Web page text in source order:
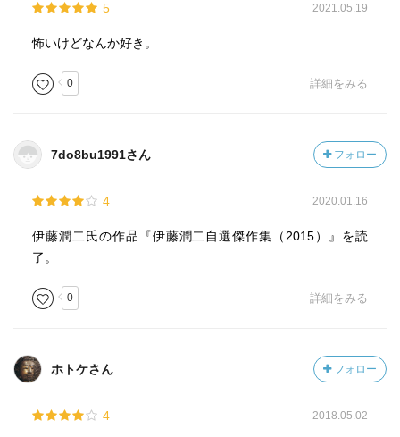
5 2021.05.19
怖いけどなんか好き。
0 詳細をみる
7do8bu1991さん フォロー
4 2020.01.16
伊藤潤二氏の作品『伊藤潤二自選傑作集（2015）』を読
了。
0 詳細をみる
ホトケさん フォロー
4 2018.05.02